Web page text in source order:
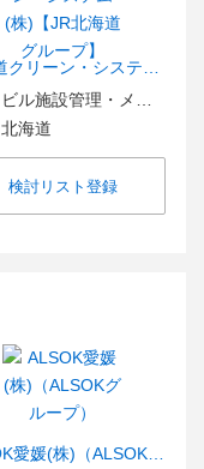
北海道
検討リスト登録